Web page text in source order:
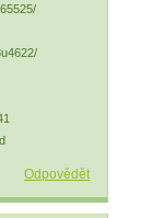
Odpovědět